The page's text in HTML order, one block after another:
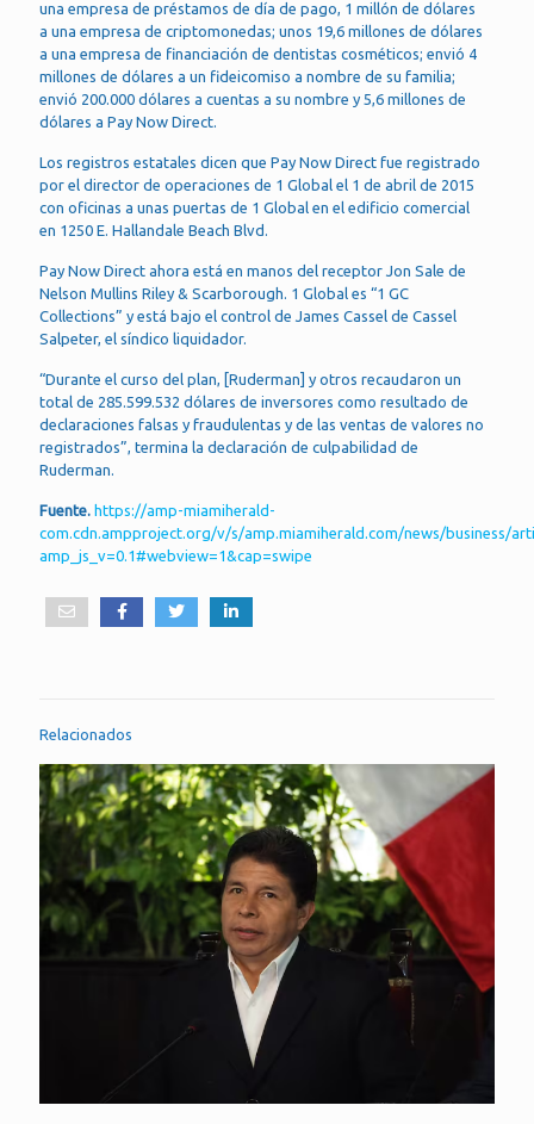
una empresa de préstamos de día de pago, 1 millón de dólares
a una empresa de criptomonedas; unos 19,6 millones de dólares
a una empresa de financiación de dentistas cosméticos; envió 4
millones de dólares a un fideicomiso a nombre de su familia;
envió 200.000 dólares a cuentas a su nombre y 5,6 millones de
dólares a Pay Now Direct.
Los registros estatales dicen que Pay Now Direct fue registrado
por el director de operaciones de 1 Global el 1 de abril de 2015
con oficinas a unas puertas de 1 Global en el edificio comercial
en 1250 E. Hallandale Beach Blvd.
Pay Now Direct ahora está en manos del receptor Jon Sale de
Nelson Mullins Riley & Scarborough. 1 Global es “1 GC
Collections” y está bajo el control de James Cassel de Cassel
Salpeter, el síndico liquidador.
“Durante el curso del plan, [Ruderman] y otros recaudaron un
total de 285.599.532 dólares de inversores como resultado de
declaraciones falsas y fraudulentas y de las ventas de valores no
registrados”, termina la declaración de culpabilidad de
Ruderman.
Fuente. https://amp-miamiherald-
com.cdn.ampproject.org/v/s/amp.miamiherald.com/news/business/
amp_js_v=0.1#webview=1&cap=swipe
Relacionados